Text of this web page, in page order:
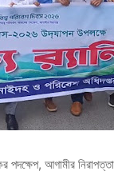
আগামীর